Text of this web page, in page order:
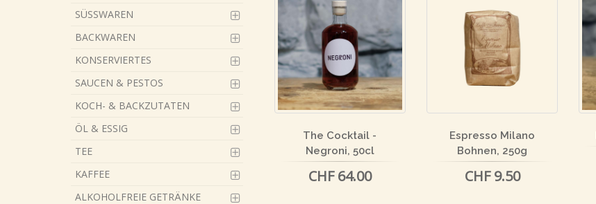
SÜSSWAREN
BACKWAREN
KONSERVIERTES
SAUCEN & PESTOS
KOCH- & BACKZUTATEN
ÖL & ESSIG
TEE
KAFFEE
ALKOHOLFREIE GETRÄNKE
The Cocktail -
Negroni, 50cl
CHF 64.00
Espresso Milano
Bohnen, 250g
CHF 9.50